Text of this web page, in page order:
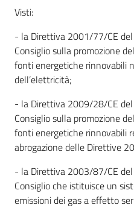
o
e
Pareri
Disciplina
regionale
Visti:
- la Direttiva 2001/77/CE
Consiglio sulla promozione
fonti energetiche rinnovabili
dell’elettricità;
- la Direttiva 2009/28/CE
Consiglio sulla promozione
fonti energetiche rinnovabili
abrogazione delle Direttive
- la Direttiva 2003/87/CE
Consiglio che istituisce un
emissioni dei gas a effetto